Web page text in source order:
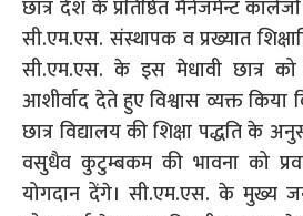
छात्र देश के प्रतिष्ठित मैनेजमेन्ट
सी.एम.एस. संस्थापक व प्रख्यात
सी.एम.एस. के इस मेधावी छात्र को
आशीर्वाद देते हुए विश्वास व्यक्त
छात्र विद्यालय की शिक्षा पद्धति के
वसुधैव कुटुम्बकम की भावना को
योगदान देंगे। सी.एम.एस. के मुख्य